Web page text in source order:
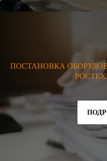
ПОСТАНОВКА